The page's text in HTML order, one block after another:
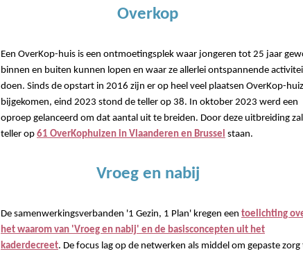
Overkop
Een OverKop-huis is een ontmoetingsplek waar jongeren tot 25 jaar
binnen en buiten kunnen lopen en waar ze allerlei ontspannende
doen. Sinds de opstart in 2016 zijn er op heel veel plaatsen OverKop-
bijgekomen, eind 2023 stond de teller op 38. In oktober 2023 werd een
oproep gelanceerd om dat aantal uit te breiden. Door deze uitbreiding
teller op 61 OverKophuizen in Vlaanderen en Brussel staan.
Vroeg en nabij
De samenwerkingsverbanden '1 Gezin, 1 Plan' kregen een toelichting
het waarom van 'Vroeg en nabij' en de basisconcepten uit het
kaderdecreet. De focus lag op de netwerken als middel om gepaste zorg